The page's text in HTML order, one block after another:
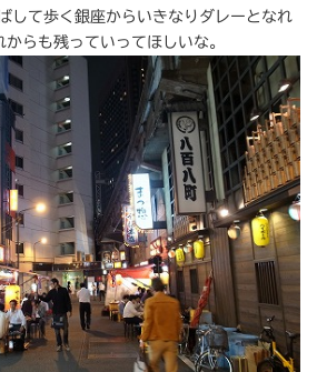
して歩く銀座からいきなりダレーとなれ
らも残っていってほしいな。